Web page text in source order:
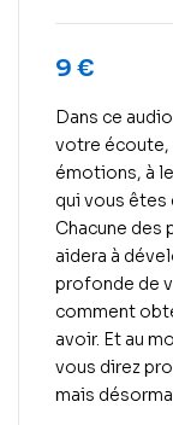
9 €
Dans ce
votre écoute,
émotions, à
qui vous êtes
Chacune des
aidera à
profonde de
comment
avoir. Et au
vous direz
mais